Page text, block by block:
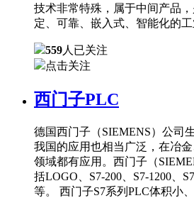
技术非常特殊，属于中间产品
定、可靠、嵌入式、智能化的工
559人已关注
点击关注
西门子PLC
德国西门子（SIEMENS）公司
我国的应用也相当广泛，在冶
领域都有应用。西门子（
括LOGO、S7-200、S7-1200、
等。 西门子S7系列PLC体积小